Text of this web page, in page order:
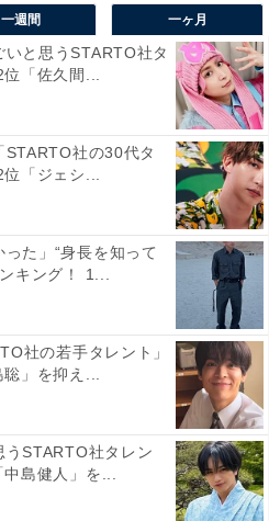
で利用が可能。普段通ってい
録情報の変更までできるのが
ょ銀行はどこに行っても地方
る接客だと思います」（埼玉
着で説明が丁寧だから」（奈
での対応がいつも分かりやす
を教えてくれる」（東京都／
マです
結果を見る
一週間 一ヶ月
いと思うSTARTO社タ
「佐久間...
社の30代タ
「ジェシ...
った」“身長を知って
キング！ 1...
社の若手タレント」
」を抑え...
うSTARTO社タレン
島健人」を...